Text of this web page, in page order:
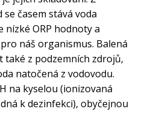
časem stává voda
nízké ORP hodnoty a
náš organismus. Balená
také z podzemních zdrojů,
natočená z vodovodu.
na kyselou (ionizovaná
k dezinfekci), obyčejnou